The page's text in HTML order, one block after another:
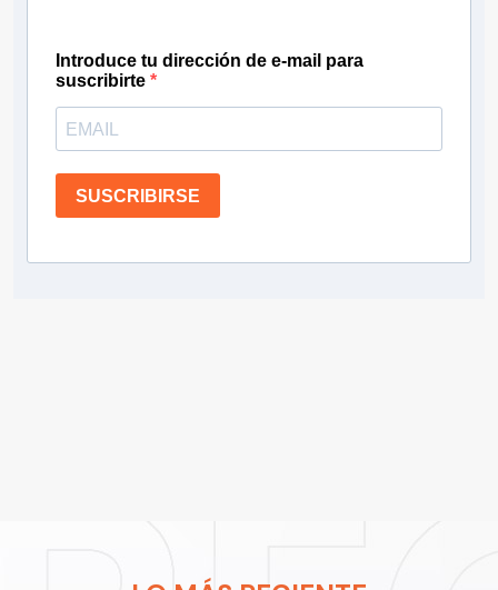
Introduce tu dirección de e-mail para
suscribirte
SUSCRIBIRSE